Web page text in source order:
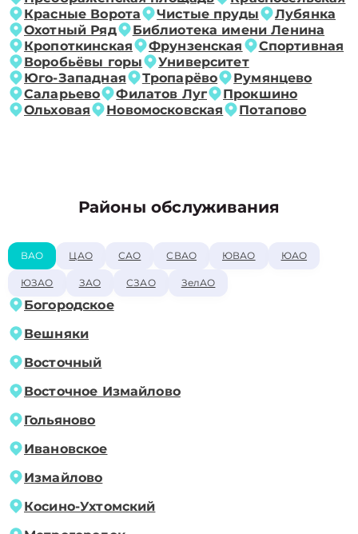
Красные Ворота
Чистые пруды
Лубянка
Охотный Ряд
Библиотека имени Ленина
Кропоткинская
Фрунзенская
Спортивная
Воробьёвы горы
Университет
Юго-Западная
Тропарёво
Румянцево
Саларьево
Филатов Луг
Прокшино
Ольховая
Новомосковская Потапово
Районы обслуживания
ВАО ЦАО САО СВАО ЮВАО ЮАО
ЮЗАО ЗАО СЗАО ЗелАО
Богородское
Вешняки
Восточный
Восточное Измайлово
Гольяново
Ивановское
Измайлово
Косино-Ухтомский